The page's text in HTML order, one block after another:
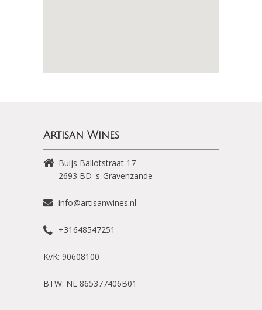
Artisan Wines
Buijs Ballotstraat 17
2693 BD 's-Gravenzande
info@artisanwines.nl
+31648547251
KvK: 90608100
BTW: NL 865377406B01